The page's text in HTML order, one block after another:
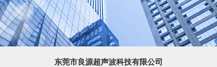
东莞市良源超声波科技有限公司